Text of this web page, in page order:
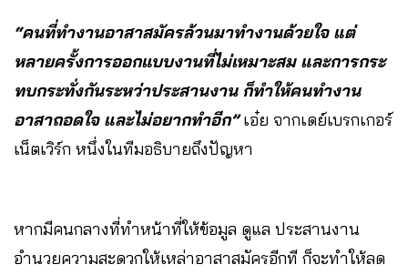
“คนที่ทำงานอาสาสมัครล้วนมาทำงานด้วยใจ แต่
หลายครั้งการออกแบบงานที่ไม่เหมาะสม และการกระ
ทบกระทั่งกันระหว่าประสานงาน ก็ทำให้คนทำงาน
อาสาถอดใจ และไม่อยากทำอีก”เอ๋ย จากเดย์เบรกเกอร์
เน็ตเวิร์ก หนึ่งในทีมอธิบายถึงปัญหา
หากมีคนกลางที่ทำหน้าที่ให้ข้อมูล ดูแล ประสานงาน
อำนวยความสะดวกให้เหล่าอาสาสมัครอีกที ก็จะทำให้ลด